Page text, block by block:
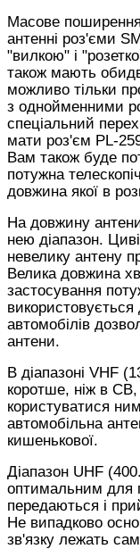
Масове
антенні роз'єми
"вилкою" і
також мають
можливо тільки
з однойменними
спеціальний
мати роз'єм PL-
Вам також буде
потужна
довжина якої в
На довжину
нею діапазон.
невелику антену
Велика довжина
застосування
використовується
автомобілів
антени.
В діапазоні VHF
коротше, ніж в
користуватися
автомобільна
кишенькової.
Діапазон UHF
оптимальним для
передаються і
Не випадково
зв'язку лежать